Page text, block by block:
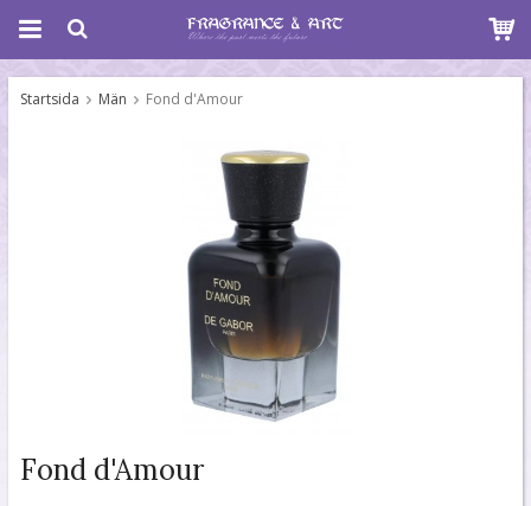
Startsida Män Fond d'Amour
Fond d'Amour